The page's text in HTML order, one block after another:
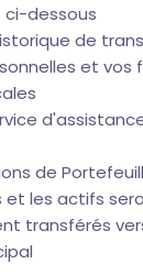
dessous
de
et vos
de
et les actifs
transférés